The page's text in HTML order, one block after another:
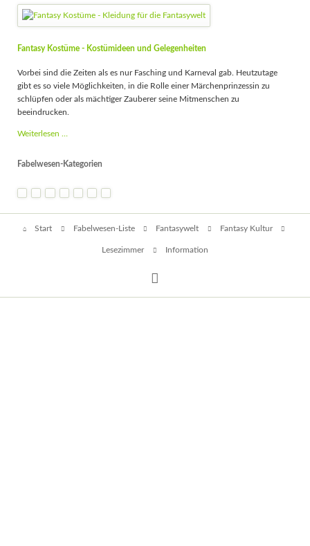
Fantasy Kostüme - Kostümideen und Gelegenheiten
Vorbei sind die Zeiten als es nur Fasching und Karneval gab. Heutzutage
gibt es so viele Möglichkeiten, in die Rolle einer Märchenprinzessin zu
schlüpfen oder als mächtiger Zauberer seine Mitmenschen zu
beeindrucken.
Weiterlesen …
-
Gelegenheiten
Fabelwesen-Kategorien
Start Fabelwesen-Liste Fantasywelt Fantasy Kultur
Lesezimmer Information